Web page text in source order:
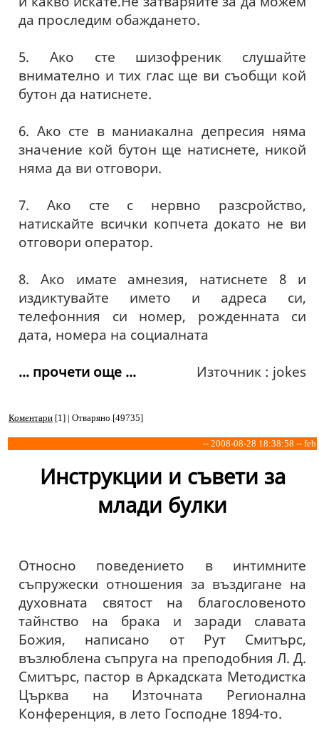
да проследим обаждането.
5. Ако сте шизофреник слушайте
внимателно и тих глас ще ви съобщи кой
бутон да натиснете.
6. Ако сте в маниакална депресия няма
значение кой бутон ще натиснете, никой
няма да ви отговори.
7. Ако сте с нервно разсройство,
натискайте всички копчета докато не ви
отговори оператор.
8. Ако имате амнезия, натиснете 8 и
издиктувайте името и адреса си,
телефонния си номер, рожденната си
дата, номера на социалната
Източник : jokes
... прочети още ...
Коментари [1] | Отваряно [49735]
-- 2008-08-28 18:38:58 -- feb
Инструкции и съвети за
млади булки
Относно поведението в интимните
съпружески отношения за въздигане на
духовната святост на благословеното
тайнство на брака и заради славата
Божия, написано от Рут Смитърс,
възлюблена съпруга на преподобния Л. Д.
Смитърс, пастор в Аркадската Методистка
Църква на Източната Регионална
Конференция, в лето Господне 1894-то.